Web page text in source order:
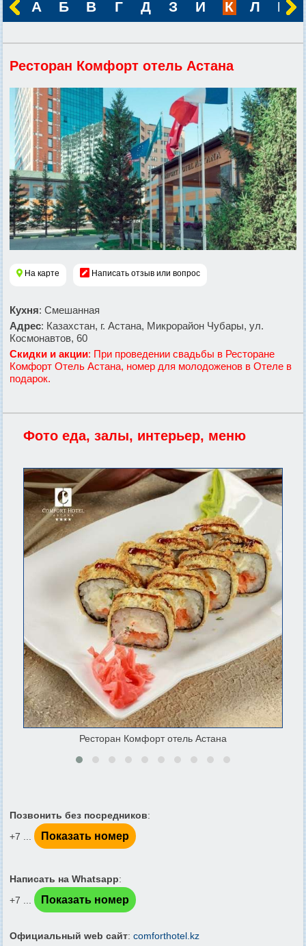
А Б В Г Д З И К Л М
Ресторан Комфорт отель Астана
На карте Написать отзыв или вопрос
Кухня: Смешанная
Адрес: Казахстан, г. Астана, Микрорайон Чубары, ул.
Космонавтов, 60
Скидки и акции: При проведении свадьбы в Ресторане
Комфорт Отель Астана, номер для молодоженов в Отеле в
подарок.
Фото еда, залы, интерьер, меню
Ресторан Комфорт отель Астана
Позвонить без посредников:
+7 ...
Показать номер
Написать на Whatsapp:
+7 ...
Показать номер
Официальный web сайт: comforthotel.kz